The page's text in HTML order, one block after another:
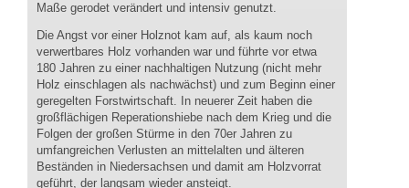
Maße gerodet verändert und intensiv genutzt.
Die Angst vor einer Holznot kam auf, als kaum noch
verwertbares Holz vorhanden war und führte vor etwa
180 Jahren zu einer nachhaltigen Nutzung (nicht mehr
Holz einschlagen als nachwächst) und zum Beginn einer
geregelten Forstwirtschaft. In neuerer Zeit haben die
großflächigen Reperationshiebe nach dem Krieg und die
Folgen der großen Stürme in den 70er Jahren zu
umfangreichen Verlusten an mittelalten und älteren
Beständen in Niedersachsen und damit am Holzvorrat
geführt, der langsam wieder ansteigt.